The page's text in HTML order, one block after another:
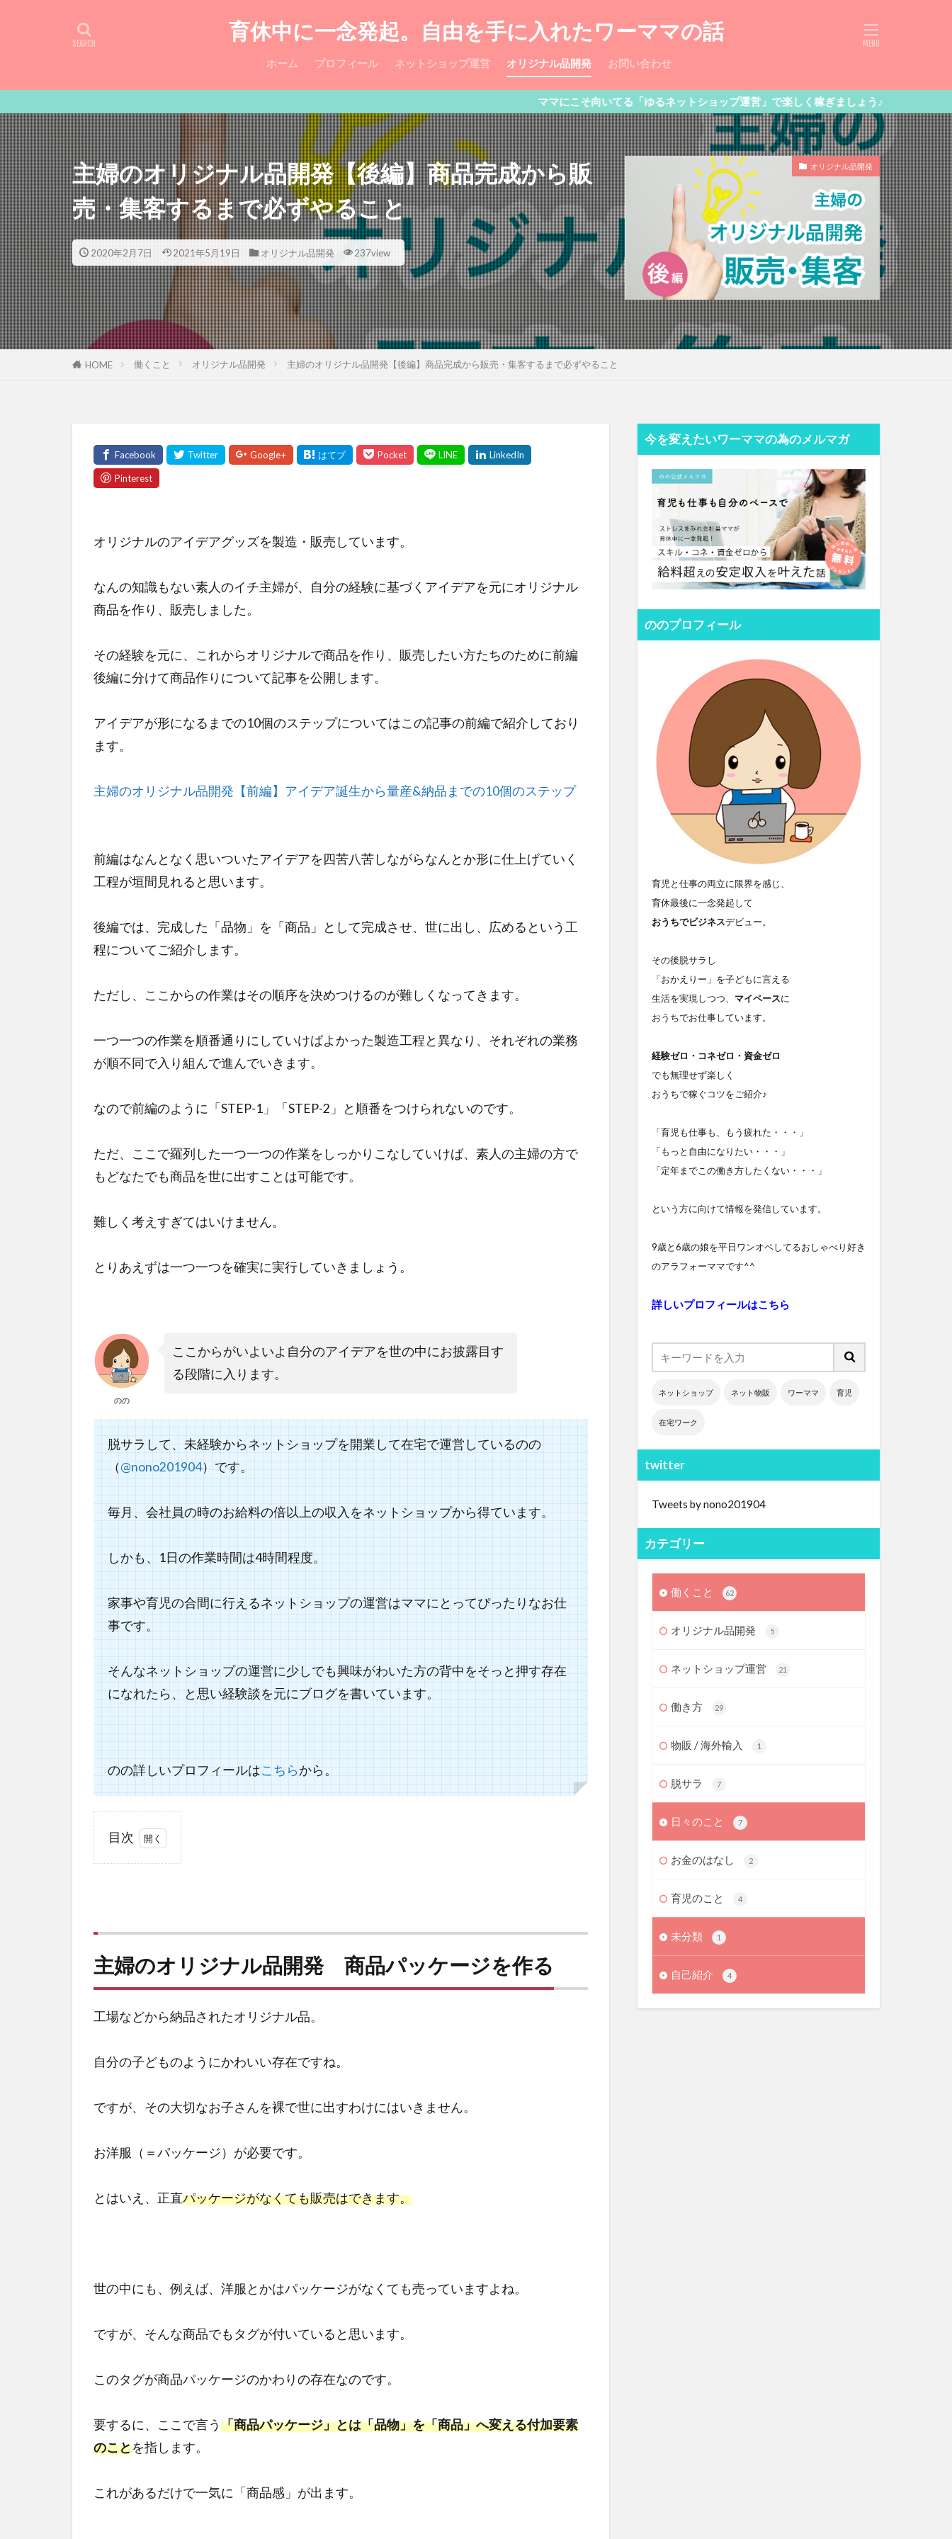
育休中に一念発起。自由を手に入れたワーママの話
ホーム プロフィール ネットショップ運営 オリジナル品開発 お問い合わせ
ママにこそ向いてる「ゆるネットショップ運営」で楽しく稼ぎましょう♪
主婦のオリジナル品開発【後編】商品完成から販
売・集客するまで必ずやること
2020年2月7日 2021年5月19日 オリジナル品開発 237view
オリジナル品開発
HOME 働くこと オリジナル品開発 主婦のオリジナル品開発【後編】商品完成から販売・集客するまで必ずやること
オリジナルのアイデアグッズを製造・販売しています。
なんの知識もない素人のイチ主婦が、自分の経験に基づくアイデアを元にオリジナル
商品を作り、販売 しました。
その経験を元に、これからオリジナルで商品を作り、販売したい方たちのために前編
後編に分けて商品作りについて記事を公開します。
アイデアが形になるまでの10個のステップについてはこの記事の前編で紹介しており
ます。
主婦のオリジナル品開発【前編】アイデア誕生から量産&納品までの10個のステップ
前編はなんとなく思いついたアイデアを四苦八苦しながらなんとか形に仕上げていく
工程が垣間見れると思います。
後編では、完成した「品物」を「商品」として完成させ、世に出し、広めるという工
程についてご紹介します。
ただし、ここからの作業はその順序を決めつけるのが難しくなってきます。
一つ一つの作業を順番通りにしていけばよかった製造工程と異なり、それぞれの業務
が順不同で入り組んで進んでいきます。
なので前編のように「STEP-1」「STEP-2」と順番をつけられないのです。
ただ、ここで羅列した一つ一つの作業をしっかりこなしていけば、素人の主婦の方で
もどなたでも商品を世に出すことは可能です。
難しく考えすぎてはいけません。
とりあえずは一つ一つを確実に実行していきましょう。
のの
ここからがいよいよ自分のアイデアを世の中にお披露目す
る段階に入ります。
脱サラして、未経験からネットショップを開業して在宅で運営しているのの
（@nono201904）です。
毎月、会社員の時のお給料の倍以上の収入をネットショップから得ています。
しかも、1日の作業時間は4時間程度。
家事や育児の合間に行えるネットショップの運営はママにとってぴったりなお仕
事です。
そんなネットショップの運営に少しでも興味がわいた方の背中をそっと押す存在
になれたら、と思い経験談を元にブログを書いています。
のの詳しいプロフィールはこちらから。
目次
のオ
リジ
ナル
品開
商品
ジを
3
のオ
リジ
品開
売り
る
主婦
リジ
ナル
品開
ムペ
主婦のオリジナル品開発 商品パッケージを作る
工場などから納品されたオリジナル品。
自分の子どものようにかわいい存在ですね。
ですが、その大切なお子さんを裸で世に出すわけにはいきません。
お洋服（＝パッケージ）が必要です。
とはいえ、正直パッケージがなくても販売はできます。
世の中にも、例えば、洋服とかはパッケージがなくても売っていますよね。
ですが、そんな商品でもタグが付いていると思います。
このタグが商品パッケージのかわりの存在なのです。
要するに、ここで言う「商品パッケージ」とは「品物」を「商品」へ変える付加要素
のことを指します。
これがあるだけで一気に「商品感」が出ます。
今を変えたいワーママの為のメルマガ
ののプロフィール
育児と仕事の両立に限界を感じ、
育休最後に一念発起して
おうちでビジネスデビュー。
その後脱サラし
「おかえりー」を子どもに言える
生活を実現しつつ、 マイペースに
おうちでお仕事しています。
経験ゼロ・コネゼロ・資金ゼロ
でも無理せず楽しく
おうちで稼ぐコツをご紹介♪
「育児も仕事も、もう疲れた・・・」
「もっと自由になりたい・・・」
「定年までこの働き方したくない・・・」
という方に向けて情報を発信しています。
9歳と6歳の娘を平日ワンオペしてるおしゃべり好き
のアラフォーママです^^
詳しいプロフィールはこちら
ネットショップ ネット物販 ワーママ 育児
在宅ワーク
twitter
Tweets by nono201904
カテゴリー
働くこと 62
オリジナル品開発 5
ネットショップ運営 21
働き方 29
物販 / 海外輸入 1
脱サラ 7
日々のこと 7
お金のはなし 2
育児のこと 4
未分類 1
自己紹介 4